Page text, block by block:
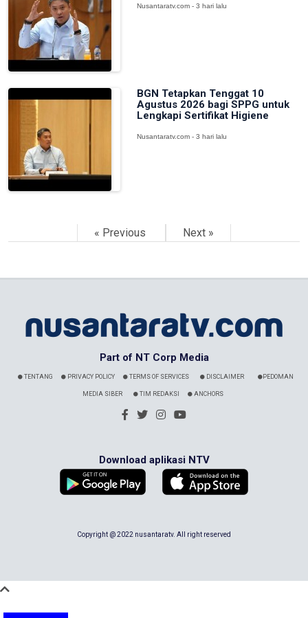
Nusantaratv.com - 3 hari lalu
BGN Tetapkan Tenggat 10
Agustus 2026 bagi SPPG untuk
Lengkapi Sertifikat Higiene
Nusantaratv.com - 3 hari lalu
« Previous Next »
Part of NT Corp Media
TENTANG PRIVACY POLICY TERMS OF SERVICES DISCLAIMER PEDOMAN
MEDIA SIBER TIM REDAKSI ANCHORS
Download aplikasi NTV
Copyright @ 2022 nusantaratv. All right reserved